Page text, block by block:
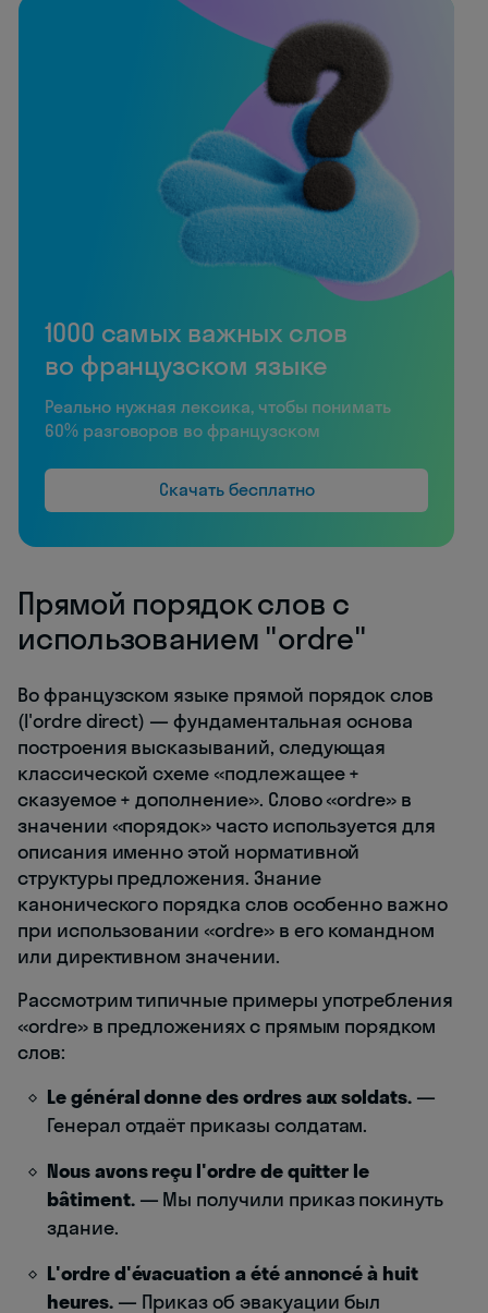
1000 самых важных слов
во французском языке
Реально нужная лексика, чтобы понимать
60% разговоров во французском
Скачать бесплатно
Прямой порядок слов с
использованием "ordre"
Во французском языке прямой порядок слов
(l'ordre direct) — фундаментальная основа
построения высказываний, следующая
классической схеме «подлежащее +
сказуемое + дополнение». Слово «ordre» в
значении «порядок» часто используется для
описания именно этой нормативной
структуры предложения. Знание
канонического порядка слов особенно важно
при использовании «ordre» в его командном
или директивном значении.
Рассмотрим типичные примеры употребления
«ordre» в предложениях с прямым порядком
слов:
Le général donne des ordres aux soldats. —
Генерал отдаёт приказы солдатам.
Nous avons reçu l'ordre de quitter le
bâtiment.— Мы получили приказ покинуть
здание.
L'ordre d'évacuation a été annoncé à huit
heures.— Приказ об эвакуации был